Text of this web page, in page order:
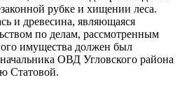
рубке и хищении леса.
и древесина, являющаяся
по делам, рассмотренным
имущества должен был
ОВД Угловского района
Статовой.